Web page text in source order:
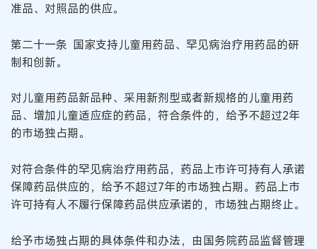
准品、对照品的供应。
第二十一条 国家支持儿童用药品、罕见病治疗用药品的研
制和创新。
对儿童用药品新品种、采用新剂型或者新规格的儿童用药
品、增加儿童适应症的药品，符合条件的，给予不超过2年
的市场独占期。
对符合条件的罕见病治疗用药品，药品上市许可持有人承诺
保障药品供应的，给予不超过7年的市场独占期。药品上市
许可持有人不履行保障药品供应承诺的，市场独占期终止。
给予市场独占期的具体条件和办法，由国务院药品监督管理